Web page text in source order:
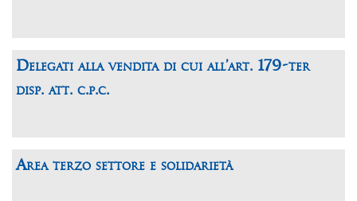
Delegati alla vendita di cui all’art. 179-ter
disp. att. c.p.c.
Area terzo settore e solidarietà